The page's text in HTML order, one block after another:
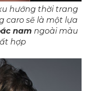
hướng thời trang
caro sẽ là một lựa
nam ngoài màu
hợp